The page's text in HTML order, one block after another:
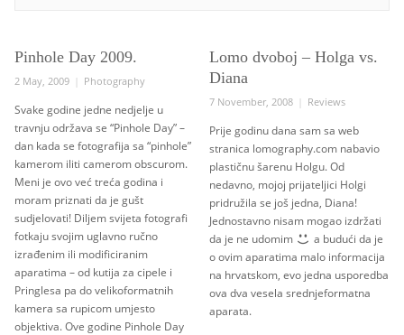
Pinhole Day 2009.
Posted
2 May, 2009 Categories
Photography
Svake godine jedne nedjelje u
travnju održava se “Pinhole Day” –
dan kada se fotografija sa “pinhole”
kamerom iliti camerom obscurom.
Meni je ovo već treća godina i
moram priznati da je gušt
sudjelovati! Diljem svijeta fotografi
fotkaju svojim uglavno ručno
izrađenim ili modificiranim
aparatima – od kutija za cipele i
Pringlesa pa do velikoformatnih
kamera sa rupicom umjesto
objektiva. Ove godine Pinhole Day
Lomo dvoboj – Holga vs.
Diana
Posted
7 November, 2008 Categories
Reviews
Prije godinu dana sam sa web
stranica lomography.com nabavio
plastičnu šarenu Holgu. Od
nedavno, mojoj prijateljici Holgi
pridružila se još jedna, Diana!
Jednostavno nisam mogao izdržati
da je ne udomim
a budući da je
o ovim aparatima malo informacija
na hrvatskom, evo jedna usporedba
ova dva vesela srednjeformatna
aparata.